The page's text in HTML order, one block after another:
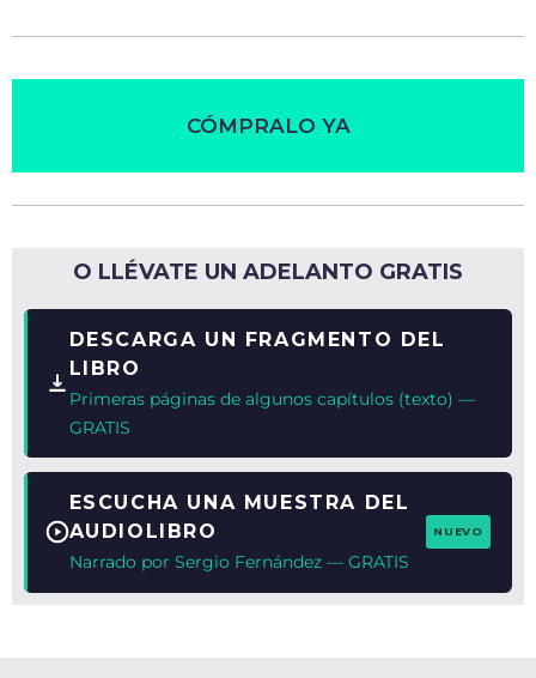
CÓMPRALO YA
O LLÉVATE UN ADELANTO GRATIS
DESCARGA UN FRAGMENTO DEL
LIBRO
Primeras páginas de algunos capítulos (texto) —
GRATIS
ESCUCHA UNA MUESTRA DEL
AUDIOLIBRO
Narrado por Sergio Fernández — GRATIS
NUEVO